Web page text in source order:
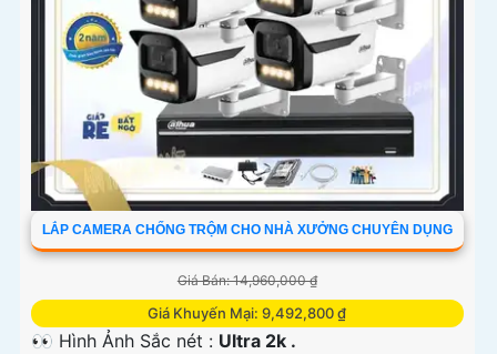
LẮP CAMERA CHỐNG TRỘM CHO NHÀ XƯỞNG CHUYÊN DỤNG
Giá Bán: 14,960,000 ₫
Giá Khuyến Mại: 9,492,800 ₫
👀 Hình Ảnh Sắc nét : Ultra 2k .